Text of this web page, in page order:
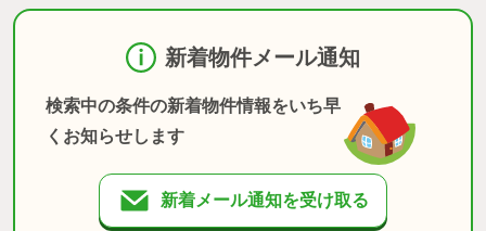
新着物件メール通知
検索中の条件の新着物件情報をいち早
くお知らせします
新着メール通知を受け取る